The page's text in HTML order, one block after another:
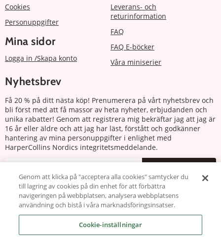
Cookies
Personuppgifter
Mina sidor
Logga in /Skapa konto
Leverans- och
returinformation
FAQ
FAQ E-böcker
Våra miniserier
Nyhetsbrev
Få 20 % på ditt nästa köp! Prenumerera på vårt nyhetsbrev och
bli först med att få massor av heta nyheter, erbjudanden och
unika rabatter! Genom att registrera mig bekräftar jag att jag är
16 år eller äldre och att jag har läst, förstått och godkänner
hantering av mina personuppgifter i enlighet med
HarperCollins Nordics integritetsmeddelande.
Följ oss
Genom att klicka på "acceptera alla cookies" samtycker du
till lagring av cookies på din enhet för att förbättra
navigeringen på webbplatsen, analysera webbplatsens
användning och bistå i våra marknadsföringsinsatser.
Cookie-inställningar